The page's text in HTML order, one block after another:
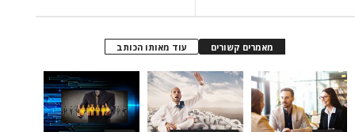
מאמרים קשורים עוד מאותו הכותב